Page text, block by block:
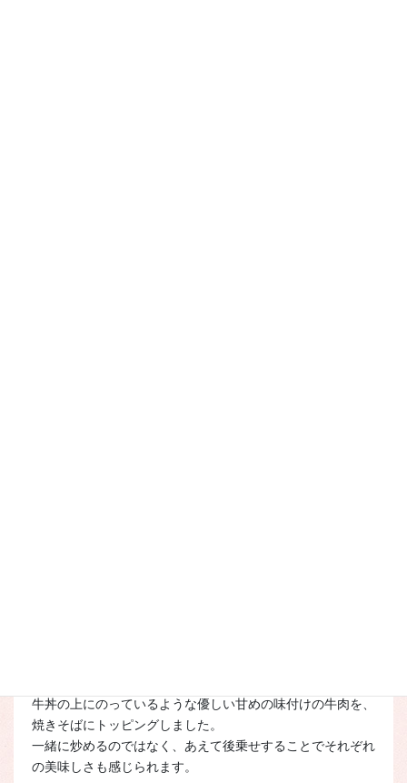
牛丼の上にのっているような優しい甘めの味付けの牛肉を、
焼きそばにトッピングしました。
一緒に炒めるのではなく、あえて後乗せすることでそれぞれ
の美味しさも感じられます。